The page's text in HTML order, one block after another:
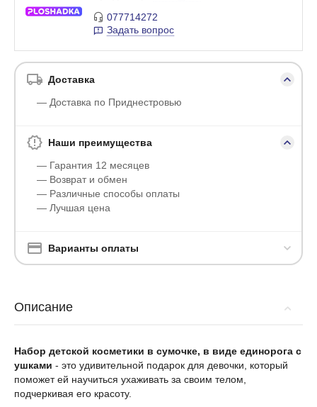
077714272
Задать вопрос
Доставка
— Доставка по Приднестровью
Наши преимущества
— Гарантия 12 месяцев
— Возврат и обмен
— Различные способы оплаты
— Лучшая цена
Варианты оплаты
Описание
Набор детской косметики в сумочке, в виде единорога с
ушками - это удивительной подарок для девочки, который
поможет ей научиться ухаживать за своим телом,
подчеркивая его красоту.